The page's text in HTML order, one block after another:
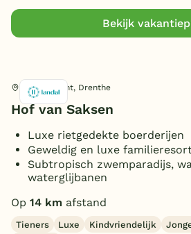
Bekijk
Nooitgedacht, Drenthe
Hof van Saksen
Luxe rietgedekte boerderijen
Geweldig en luxe
Subtropisch zwemparadijs,
waterglijbanen
Op 14 km afstand
Tieners Luxe Kindvriendelijk